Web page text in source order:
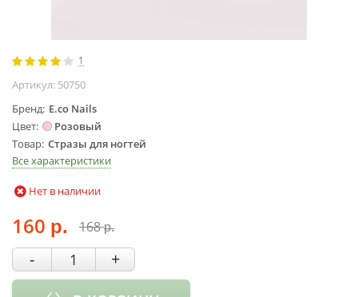
маникюра и
педикюра
Инструменты
Лампа-лупа
Пылесосы
Стерилизаторы
УЗ-ванны
Фрезы и
насадки
1
Артикул: 50750
Бренд E.co Nails
Цвет
Розовый
Товар Стразы для ногтей
Все характеристики
Нет в наличии
160 р. 168р.
- +